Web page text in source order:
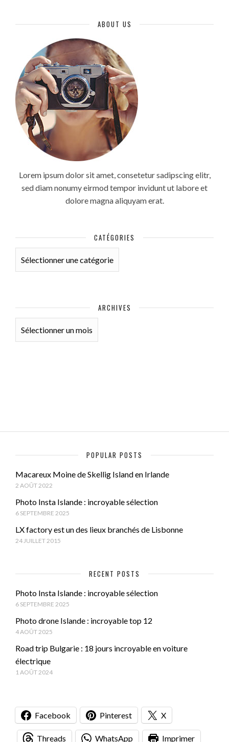
ABOUT US
Lorem ipsum dolor sit amet, consetetur sadipscing elitr,
sed diam nonumy eirmod tempor invidunt ut labore et
dolore magna aliquyam erat.
CATÉGORIES
CATÉGORIES
ARCHIVES
ARCHIVES
POPULAR POSTS
Macareux Moine de Skellig Island en Irlande
2 AOÛT 2022
Photo Insta Islande : incroyable sélection
6 SEPTEMBRE 2025
LX factory est un des lieux branchés de Lisbonne
24 JUILLET 2015
RECENT POSTS
Photo Insta Islande : incroyable sélection
6 SEPTEMBRE 2025
Photo drone Islande : incroyable top 12
4 AOÛT 2025
Road trip Bulgarie : 18 jours incroyable en voiture
électrique
1 AOÛT 2024
Facebook Pinterest X
Threads WhatsApp Imprimer